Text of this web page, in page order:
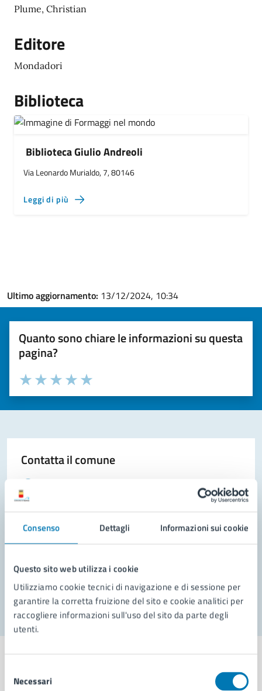
Consenso Dettagli Informazioni sui cookie
Questo sito web utilizza i cookie
Utilizziamo cookie tecnici di navigazione e di sessione per
garantire la corretta fruizione del sito e cookie analitici per
raccogliere informazioni sull'uso del sito da parte degli
utenti.
delNecessari
Plume, Christian
Editore
Mondadori
Biblioteca
Biblioteca Giulio Andreoli
Via Leonardo Murialdo, 7, 80146
Leggi di più
Ultimo aggiornamento: 13/12/2024, 10:34
Quanto sono chiare le informazioni su questa
pagina?
Valuta la chiarezza delle informazioni (da 1 a 5 stelle)
Seleziona il numero di stelle per valutare la chiarezza delle
Valuta 5 stelle su 5
Valuta 4 stelle su 5
Valuta 3 stelle su 5
Valuta 2 stelle su 5
Valuta 1 stelle su 5
Contatta il comune
Prenota appuntamento
Problemi in città
Segnala disservizio